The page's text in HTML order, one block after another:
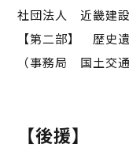
社団法人 近畿建設
【第二部】 歴史
（事務局 国土交
【後援】